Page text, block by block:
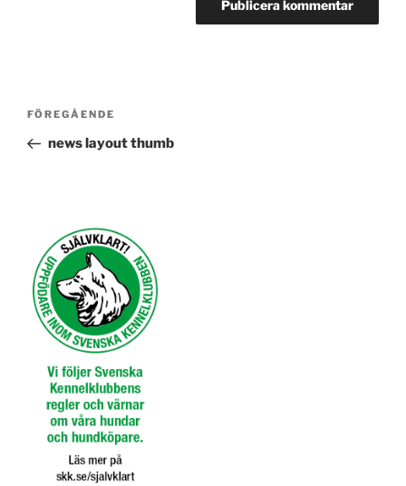
Inläggsnavigering
Föregående
inlägg
FÖREGÅENDE
news layout thumb